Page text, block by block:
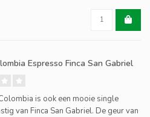
Espresso Finca San Gabriel
is ook een mooie single
van Finca San Gabriel. De geur van